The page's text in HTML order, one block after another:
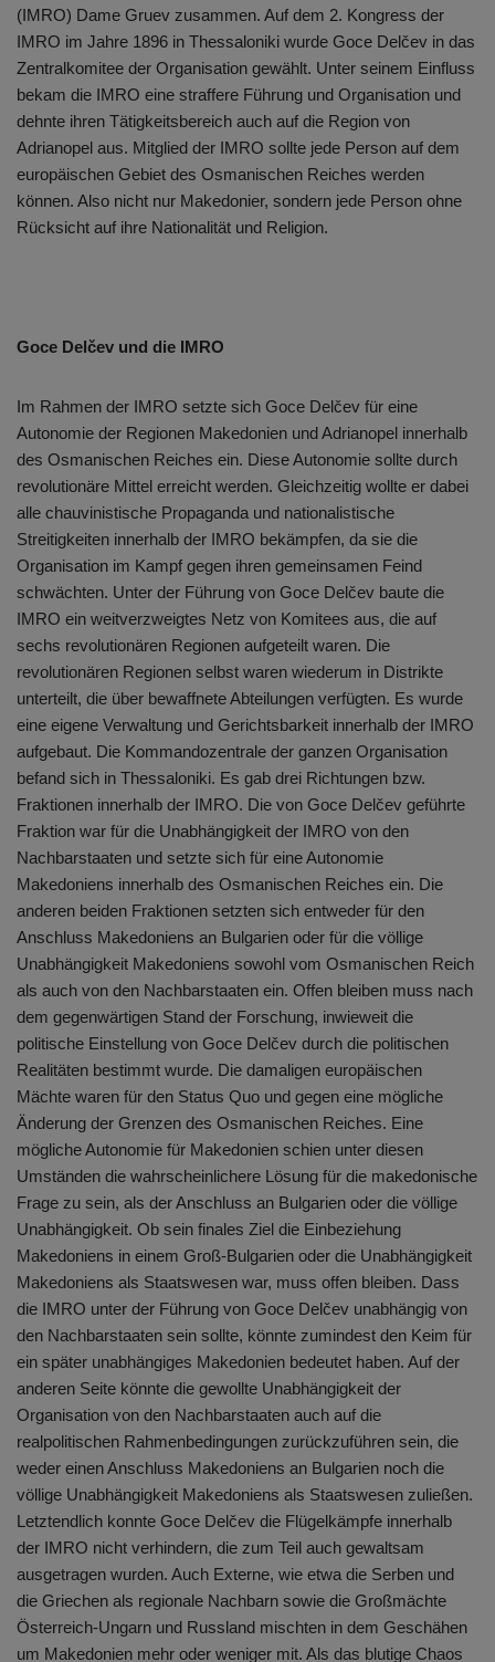
(IMRO) Dame Gruev zusammen. Auf dem 2. Kongress der
IMRO im Jahre 1896 in Thessaloniki wurde Goce Delčev in das
Zentralkomitee der Organisation gewählt. Unter seinem Einfluss
bekam die IMRO eine straffere Führung und Organisation und
dehnte ihren Tätigkeitsbereich auch auf die Region von
Adrianopel aus. Mitglied der IMRO sollte jede Person auf dem
europäischen Gebiet des Osmanischen Reiches werden
können. Also nicht nur Makedonier, sondern jede Person ohne
Rücksicht auf ihre Nationalität und Religion.
Goce Delčev und die IMRO
Im Rahmen der IMRO setzte sich Goce Delčev für eine
Autonomie der Regionen Makedonien und Adrianopel innerhalb
des Osmanischen Reiches ein. Diese Autonomie sollte durch
revolutionäre Mittel erreicht werden. Gleichzeitig wollte er dabei
alle chauvinistische Propaganda und nationalistische
Streitigkeiten innerhalb der IMRO bekämpfen, da sie die
Organisation im Kampf gegen ihren gemeinsamen Feind
schwächten. Unter der Führung von Goce Delčev baute die
IMRO ein weitverzweigtes Netz von Komitees aus, die auf
sechs revolutionären Regionen aufgeteilt waren. Die
revolutionären Regionen selbst waren wiederum in Distrikte
unterteilt, die über bewaffnete Abteilungen verfügten. Es wurde
eine eigene Verwaltung und Gerichtsbarkeit innerhalb der IMRO
aufgebaut. Die Kommandozentrale der ganzen Organisation
befand sich in Thessaloniki. Es gab drei Richtungen bzw.
Fraktionen innerhalb der IMRO. Die von Goce Delčev geführte
Fraktion war für die Unabhängigkeit der IMRO von den
Nachbarstaaten und setzte sich für eine Autonomie
Makedoniens innerhalb des Osmanischen Reiches ein. Die
anderen beiden Fraktionen setzten sich entweder für den
Anschluss Makedoniens an Bulgarien oder für die völlige
Unabhängigkeit Makedoniens sowohl vom Osmanischen Reich
als auch von den Nachbarstaaten ein. Offen bleiben muss nach
dem gegenwärtigen Stand der Forschung, inwieweit die
politische Einstellung von Goce Delčev durch die politischen
Realitäten bestimmt wurde. Die damaligen europäischen
Mächte waren für den Status Quo und gegen eine mögliche
Änderung der Grenzen des Osmanischen Reiches. Eine
mögliche Autonomie für Makedonien schien unter diesen
Umständen die wahrscheinlichere Lösung für die makedonische
Frage zu sein, als der Anschluss an Bulgarien oder die völlige
Unabhängigkeit. Ob sein finales Ziel die Einbeziehung
Makedoniens in einem Groß-Bulgarien oder die Unabhängigkeit
Makedoniens als Staatswesen war, muss offen bleiben. Dass
die IMRO unter der Führung von Goce Delčev unabhängig von
den Nachbarstaaten sein sollte, könnte zumindest den Keim für
ein später unabhängiges Makedonien bedeutet haben. Auf der
anderen Seite könnte die gewollte Unabhängigkeit der
Organisation von den Nachbarstaaten auch auf die
realpolitischen Rahmenbedingungen zurückzuführen sein, die
weder einen Anschluss Makedoniens an Bulgarien noch die
völlige Unabhängigkeit Makedoniens als Staatswesen zuließen.
Letztendlich konnte Goce Delčev die Flügelkämpfe innerhalb
der IMRO nicht verhindern, die zum Teil auch gewaltsam
ausgetragen wurden. Auch Externe, wie etwa die Serben und
die Griechen als regionale Nachbarn sowie die Großmächte
Österreich-Ungarn und Russland mischten in dem Geschähen
um Makedonien mehr oder weniger mit. Als das blutige Chaos